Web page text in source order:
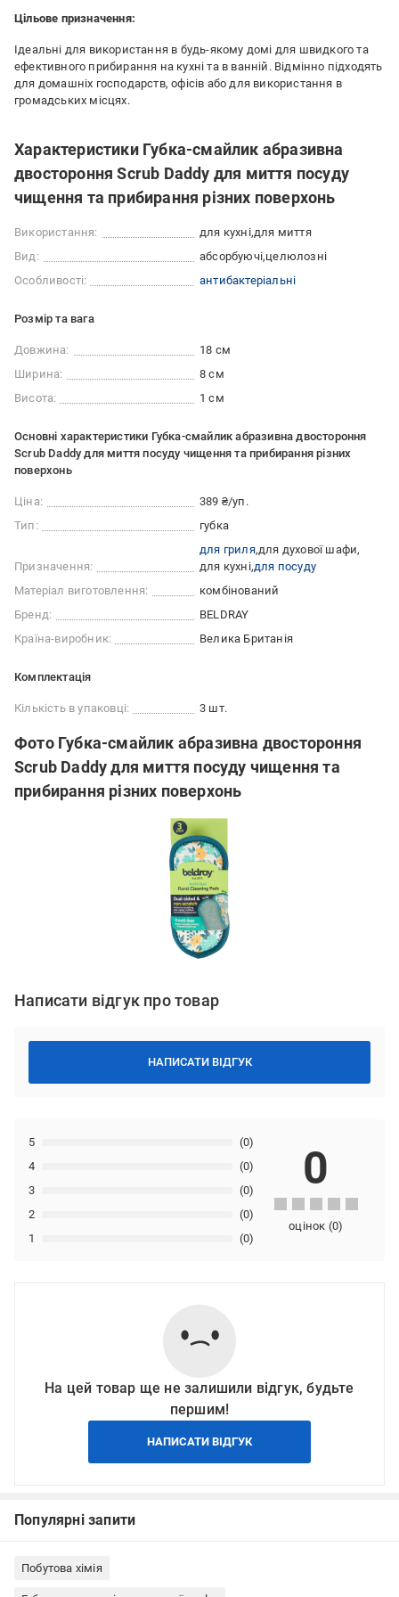
Цільове призначення:
Ідеальні для використання в будь-якому домі для швидкого та
ефективного прибирання на кухні та в ванній. Відмінно підходять
для домашніх господарств, офісів або для використання в
громадських місцях.
Характеристики Губка-смайлик абразивна
двостороння Scrub Daddy для миття посуду
чищення та прибирання різних поверхонь
Використання: для кухні для миття
Вид:
абсорбуючі целюлозні
Особливості:
антибактеріальні
Розмір та вага
Довжина:
18 см
Ширина:
8 см
Висота:
1 см
Основні характеристики Губка-смайлик абразивна двостороння
Scrub Daddy для миття посуду чищення та прибирання різних
поверхонь
Ціна:
389 ₴/уп.
Тип:
губка
Призначення:
для гриля для духової шафи
для кухні для посуду
Матеріал виготовлення:
комбінований
Бренд:
BELDRAY
Країна-виробник:
Велика Британія
Комплектація
Кількість в упаковці: 3 шт.
Фото Губка-смайлик абразивна двостороння
Scrub Daddy для миття посуду чищення та
прибирання різних поверхонь
Написати відгук про товар
НАПИСАТИ ВІДГУК
1 (0)
2 (0)
3 (0)
4 (0)
5 (0)
0
оцінок (0)
На цей товар ще не залишили відгук, будьте
першим!
НАПИСАТИ ВІДГУК
Популярні запити
Побутова хімія